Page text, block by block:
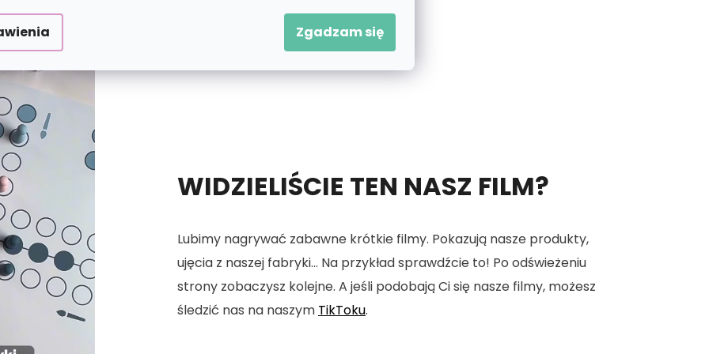
Zgadzam się
WIDZIELIŚCIE TEN NASZ FILM?
Lubimy nagrywać zabawne krótkie filmy. Pokazują nasze produkty,
ujęcia z naszej fabryki... Na przykład sprawdźcie to! Po odświeżeniu
strony zobaczysz kolejne. A jeśli podobają Ci się nasze filmy, możesz
śledzić nas na naszym TikToku.